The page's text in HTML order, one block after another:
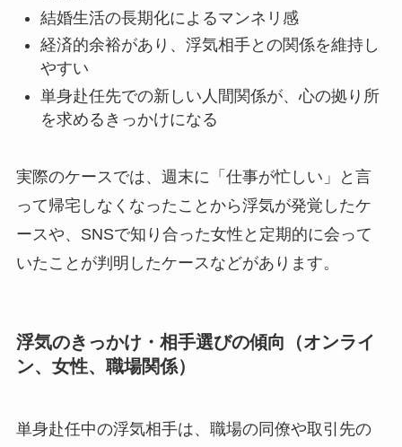
結婚生活の長期化によるマンネリ感
経済的余裕があり、浮気相手との関係を維持し
やすい
単身赴任先での新しい人間関係が、心の拠り所
を求めるきっかけになる
実際のケースでは、週末に「仕事が忙しい」と言
って帰宅しなくなったことから浮気が発覚したケ
ースや、SNSで知り合った女性と定期的に会って
いたことが判明したケースなどがあります。
浮気のきっかけ・相手選びの傾向（オンライ
ン、女性、職場関係）
単身赴任中の浮気相手は、職場の同僚や取引先の